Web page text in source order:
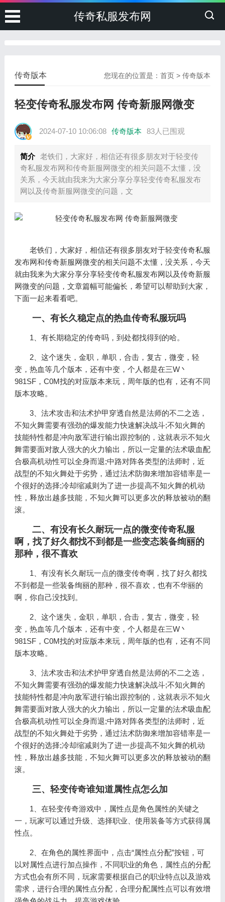
传奇私服发布网
您现在的位置是：首页 >传奇版本
传奇版本
轻变传奇私服发布网 传奇新服网微变
2024-07-10 10:06:08 传奇版本 83人已围观
简介 老铁们，大家好，相信还有很多朋友对于轻变传
奇私服发布网和传奇新服网微变的相关问题不太懂，没
关系，今天就由我来为大家分享分享轻变传奇私服发布
网以及传奇新服网微变的问题，文
老铁们，大家好，相信还有很多朋友对于轻变传奇私服
发布网和传奇新服网微变的相关问题不太懂，没关系，今天
就由我来为大家分享分享轻变传奇私服发布网以及传奇新服
网微变的问题，文章篇幅可能偏长，希望可以帮助到大家，
下面一起来看看吧。
一、有长久稳定点的热血传奇私服玩吗
1、有长期稳定的传奇吗，到处都找得到的哈。
2、这个迷失，金职，单职，合击，复古，微变，轻
变，热血等几个版本，还有中变，个人都是在三W丶
981SF，C0M找的对应版本来玩，周年版的也有，还有不同
版本攻略。
3、法术攻击和法术护甲穿透自然是法师的不二之选，
不知火舞需要有强劲的爆发能力快速解决战斗;不知火舞的
技能特性都是冲向敌军进行输出跟控制的，这就表示不知火
舞需要面对敌人强大的火力输出，所以一定量的法术吸血配
合极高机动性可以全身而退;中路对阵各类型的法师时，近
战型的不知火舞处于劣势，通过法术防御来增加容错率是一
个很好的选择;冷却缩减则为了进一步提高不知火舞的机动
性，释放出越多技能，不知火舞可以更多次的释放被动的翻
滚。
二、有没有长久耐玩一点的微变传奇私服
啊，找了好久都找不到都是一些变态装备绚丽的
那种，很不喜欢
1、有没有长久耐玩一点的微变传奇啊，找了好久都找
不到都是一些装备绚丽的那种，很不喜欢，也有不华丽的
啊，你自己没找到。
2、这个迷失，金职，单职，合击，复古，微变，轻
变，热血等几个版本，还有中变，个人都是在三W丶
981SF，C0M找的对应版本来玩，周年版的也有，还有不同
版本攻略。
3、法术攻击和法术护甲穿透自然是法师的不二之选，
不知火舞需要有强劲的爆发能力快速解决战斗;不知火舞的
技能特性都是冲向敌军进行输出跟控制的，这就表示不知火
舞需要面对敌人强大的火力输出，所以一定量的法术吸血配
合极高机动性可以全身而退;中路对阵各类型的法师时，近
战型的不知火舞处于劣势，通过法术防御来增加容错率是一
个很好的选择;冷却缩减则为了进一步提高不知火舞的机动
性，释放出越多技能，不知火舞可以更多次的释放被动的翻
滚。
三、轻变传奇谁知道属性点怎么加
1、在轻变传奇游戏中，属性点是角色属性的关键之
一，玩家可以通过升级、选择职业、使用装备等方式获得属
性点。
2、在角色的属性界面中，点击“属性点分配”按钮，可
以对属性点进行加点操作，不同职业的角色，属性点的分配
方式也会有所不同，玩家需要根据自己的职业特点以及游戏
需求，进行合理的属性点分配，合理分配属性点可以有效增